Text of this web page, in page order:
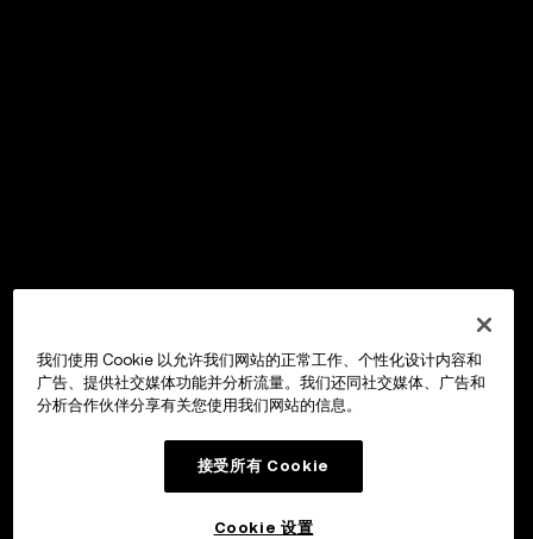
我们使用 Cookie 以允许我们网站的正常工作、个性化设计内容和
广告、提供社交媒体功能并分析流量。我们还同社交媒体、广告和
分析合作伙伴分享有关您使用我们网站的信息。
接受所有 Cookie
Cookie 设置